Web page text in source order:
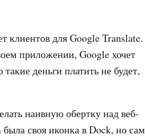
клиентов для Google Translate.
приложении, Google хочет
деньги платить не будет,
наивную обертку над веб-
своя иконка в Dock, но сам